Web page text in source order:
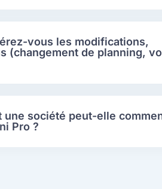
vous les modifications,
(changement de planning,
une société peut-elle
Pro ?